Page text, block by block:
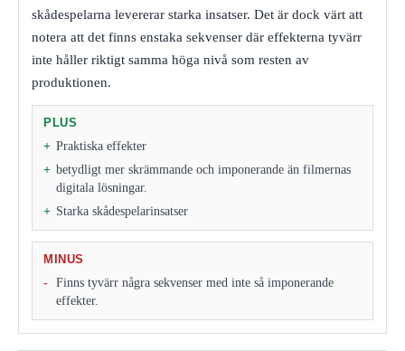
skådespelarna levererar starka insatser. Det är dock värt att
notera att det finns enstaka sekvenser där effekterna tyvärr
inte håller riktigt samma höga nivå som resten av
produktionen.
PLUS
Praktiska effekter
betydligt mer skrämmande och imponerande än filmernas
digitala lösningar.
Starka skådespelarinsatser
MINUS
Finns tyvärr några sekvenser med inte så imponerande
effekter.